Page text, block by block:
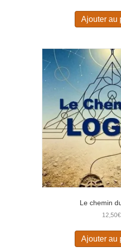
Ajouter au
Le chemin
12,50€
Ajouter au